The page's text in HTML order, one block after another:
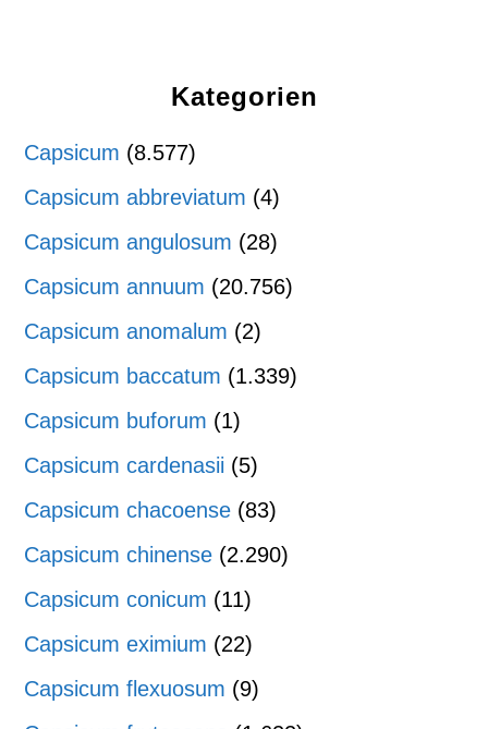
Kategorien
Capsicum (8.577)
Capsicum abbreviatum (4)
Capsicum angulosum (28)
Capsicum annuum (20.756)
Capsicum anomalum (2)
Capsicum baccatum (1.339)
Capsicum buforum (1)
Capsicum cardenasii (5)
Capsicum chacoense (83)
Capsicum chinense (2.290)
Capsicum conicum (11)
Capsicum eximium (22)
Capsicum flexuosum (9)